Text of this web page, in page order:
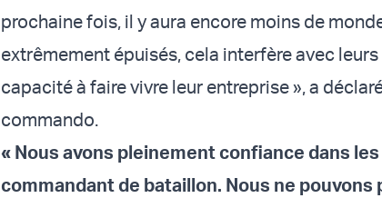
prochaine fois, il y aura encore moins de
extrêmement épuisés, cela interfère avec
capacité à faire vivre leur entreprise », a
commando.
« Nous avons pleinement confiance dans
commandant de bataillon. Nous ne